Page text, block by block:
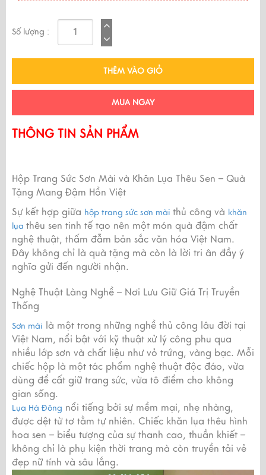
Số lượng :
THÊM VÀO GIỎ
MUA NGAY
THÔNG TIN SẢN PHẨM
Hộp Trang Sức Sơn Mài và Khăn Lụa Thêu Sen – Quà
Tặng Mang Đậm Hồn Việt
Sự kết hợp giữa hộp trang sức sơn mài thủ công và khăn
lụa thêu sen tinh tế tạo nên một món quà đậm chất
nghệ thuật, thấm đẫm bản sắc văn hóa Việt Nam.
Đây không chỉ là quà tặng mà còn là lời tri ân đầy ý
nghĩa gửi đến người nhận.
Nghệ Thuật Làng Nghề – Nơi Lưu Giữ Giá Trị Truyền
Thống
Sơn mài là một trong những nghề thủ công lâu đời tại
Việt Nam, nổi bật với kỹ thuật xử lý công phu qua
nhiều lớp sơn và chất liệu như vỏ trứng, vàng bạc. Mỗi
chiếc hộp là một tác phẩm nghệ thuật độc đáo, vừa
dùng để cất giữ trang sức, vừa tô điểm cho không
gian sống.
Lụa Hà Đông nổi tiếng bởi sự mềm mại, nhẹ nhàng,
được dệt từ tơ tằm tự nhiên. Chiếc khăn lụa thêu hình
hoa sen – biểu tượng của sự thanh cao, thuần khiết –
không chỉ là phụ kiện thời trang mà còn truyền tải vẻ
đẹp nữ tính và sâu lắng.